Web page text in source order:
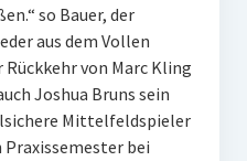
so Bauer, der
aus dem Vollen
von Marc Kling
Joshua Bruns sein
Mittelfeldspieler
bei